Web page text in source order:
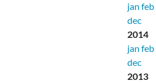
jan feb
dec
2014
jan feb
dec
2013